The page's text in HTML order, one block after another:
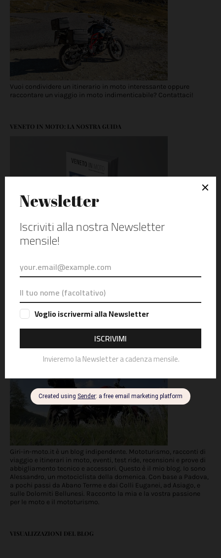
Vuoi condividere un itinerario in moto interessante oppure
raccontare un viaggio in moto indimenticabile? Contattaci!
VENETO IN MOTO: LA NOSTRA GUIDA
MOTO è un diario di viaggio, un invito a partire, a scoprire, ad
esplorare, a ritrovare se stessi tra le curve e i panorami di una
ABOUT: SCOPRI CHI SONO
Giri-in-moto.it è un blog indipendente. Mototurismo, racconti di
viaggio e itinerari in moto, eventi, test ride, recensioni e prove di
abbigliamento tecnico e accessori. Questo è il mio blog. Io sono
Alessandro, un motociclista della domenica. Con base a Padova,
a pochi passi da Abano Terme e dai Colli Euganei, ad Asiago, e
sulle Dolomiti Bellunesi. Racconto la mia e la vostra passione
per le moto e il mototurismo.
VISUALIZZAZIONI DEL BLOG